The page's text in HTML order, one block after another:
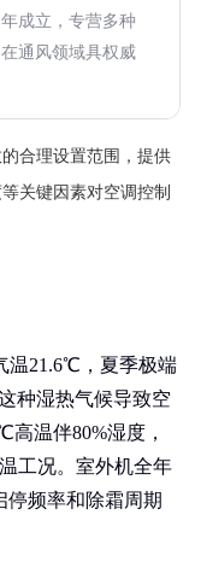
成立，专营多种
通风领域具权威
合理设置范围，提供
关键因素对空调控制
温21.6℃，夏季极端
种湿热气候导致空
温伴80%湿度，
工况。室外机全年
频率和除霜周期